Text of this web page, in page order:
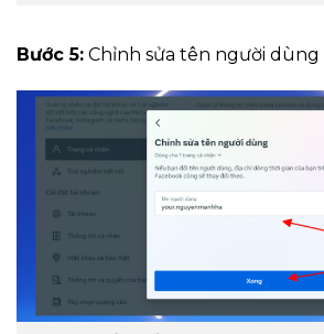
Bước 5: Chỉnh sửa tên người dùng